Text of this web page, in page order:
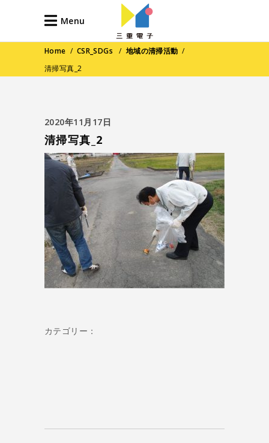
Menu
Home / CSR_SDGs / 地域の清掃活動 /
清掃写真_2
2020年11月17日
清掃写真_2
カテゴリー：